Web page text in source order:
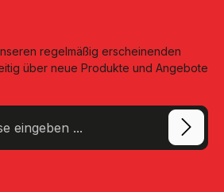
regelmäßig erscheinenden
über neue Produkte und Angebote